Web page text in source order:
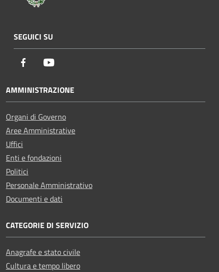
SEGUICI SU
Facebook
AMMINISTRAZIONE
Organi di Governo
Aree Amministrative
Uffici
Enti e fondazioni
Politici
Personale Amministrativo
Documenti e dati
CATEGORIE DI SERVIZIO
Anagrafe e stato civile
Cultura e tempo libero